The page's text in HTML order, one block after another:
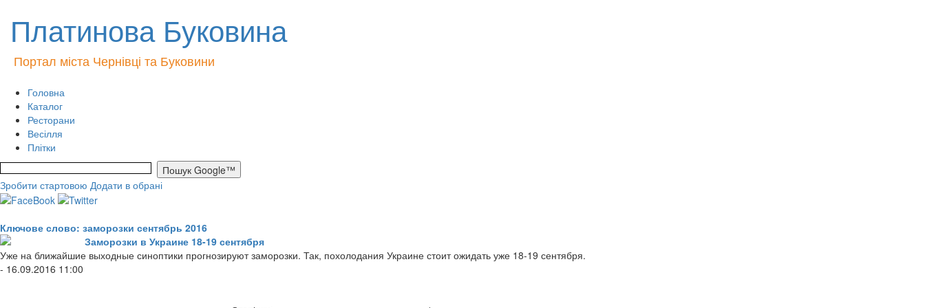
Платинова Буковина
Портал міста Чернівці та Буковини
Головна
Каталог
Ресторани
Весілля
Плітки
Зробити стартовою Додати в обрані
Ключове слово: заморозки сентябрь 2016
Заморозки в Украине 18-19 сентября
Уже на ближайшие выходные синоптики прогнозируют заморозки. Так, похолодания Украине стоит ожидать уже 18-19 сентября.
- 16.09.2016 11:00